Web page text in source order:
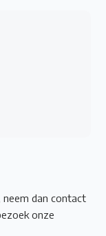
neem dan contact
onze